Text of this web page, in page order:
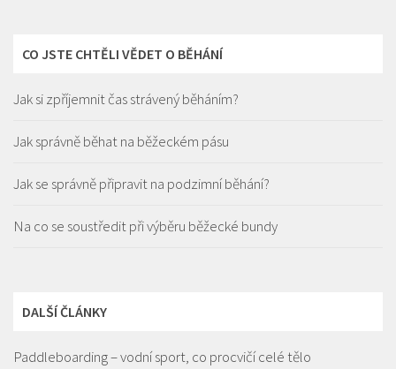
CO JSTE CHTĚLI VĚDET O BĚHÁNÍ
Jak si zpříjemnit čas strávený běháním?
Jak správně běhat na běžeckém pásu
Jak se správně připravit na podzimní běhání?
Na co se soustředit při výběru běžecké bundy
DALŠÍ ČLÁNKY
Paddleboarding – vodní sport, co procvičí celé tělo